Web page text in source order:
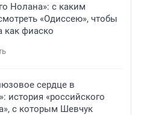
Нолана»: с каким
«Одиссею», чтобы
как фиаско
сердце в
история «российского
с которым Шевчук